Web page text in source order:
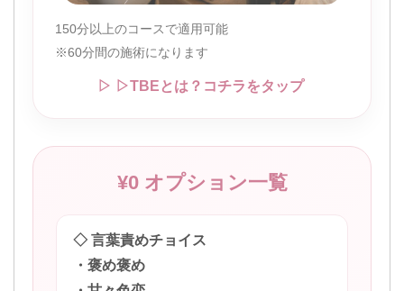
150分以上のコースで適用可能
※60分間の施術になります
▷ ▷TBEとは？コチラをタップ
¥0 オプション一覧
◇ 言葉責めチョイス
・褒め褒め